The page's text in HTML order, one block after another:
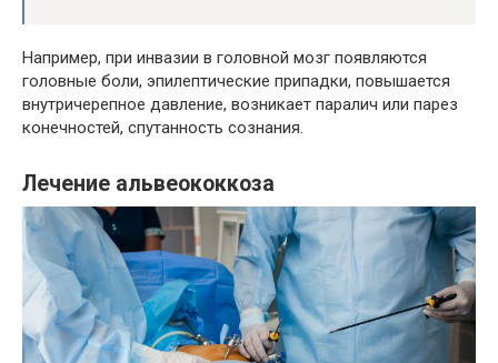
Например, при инвазии в головной мозг появляются
головные боли, эпилептические припадки, повышается
внутричерепное давление, возникает паралич или парез
конечностей, спутанность сознания.
Лечение альвеококкоза